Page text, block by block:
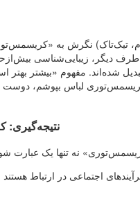
تیک‌تاک) نگرش به
طرف دیگر، زیبایی‌شناسی
شده‌اند. مفهوم «بیشتر
لباس بپوشم،
نتیجه‌گیری: